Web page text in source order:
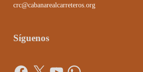
crc@cabanarealcarreteros.org
Síguenos
Facebook
X YouTubeWhatsApp